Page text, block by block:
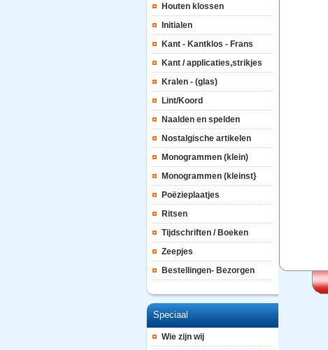
Houten klossen
Initialen
Kant - Kantklos - Frans
Kant / applicaties,strikjes
Kralen - (glas)
Lint/Koord
Naalden en spelden
Nostalgische artikelen
Monogrammen (klein)
Monogrammen (kleinst}
Poëzieplaatjes
Ritsen
Tijdschriften / Boeken
Zeepjes
Bestellingen- Bezorgen
Speciaal
Wie zijn wij